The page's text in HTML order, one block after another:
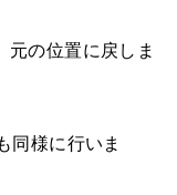
の位置に戻しま
同様に行いま